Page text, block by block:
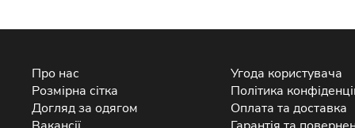
Про нас
Розмірна сітка
Догляд за одягом
Угода користувача
Політика
Оплата та доставка